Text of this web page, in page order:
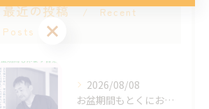
最近の投稿
Recent
Posts
2026/08/08
お盆期間もとくにお休みは決めず
お問い合わせはこちら